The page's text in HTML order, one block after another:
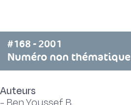
#168 - 2001
Numéro non thématique
Auteurs